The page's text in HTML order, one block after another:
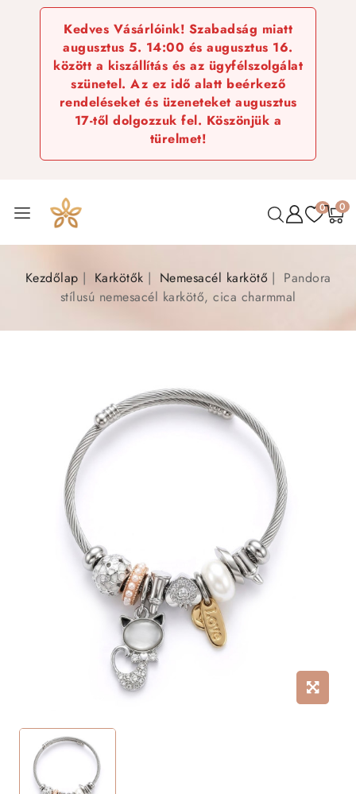
Kedves Vásárlóink! Szabadság miatt
augusztus 5. 14:00 és augusztus 16.
között a kiszállítás és az ügyfélszolgálat
szünetel. Az ez idő alatt beérkező
rendeléseket és üzeneteket augusztus
17-től dolgozzuk fel. Köszönjük a
türelmet!
0 0
Kezdőlap Karkötők Nemesacél karkötő
Pandora
stílusú nemesacél karkötő, cica charmmal